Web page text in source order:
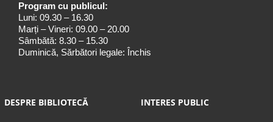
Program cu publicul:
Luni: 09.30 – 16.30
Marți – Vineri: 09.00 – 20.00
Sâmbătă: 8.30 – 15.30
Duminică, Sărbători legale: Închis
DESPRE BIBLIOTECĂ INTERES PUBLIC